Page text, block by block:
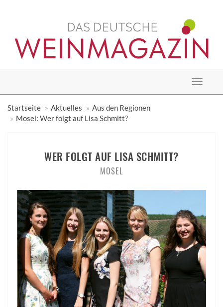
Toggle
Startseite
Aktuelles
Aus den Regionen
Mosel: Wer folgt auf Lisa Schmitt?
WER FOLGT AUF LISA SCHMITT?
MOSEL